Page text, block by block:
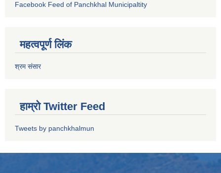
Facebook Feed of Panchkhal Municipaltity
महत्वपूर्ण लिंक
श्रम संसार
हाम्रो Twitter Feed
Tweets by panchkhalmun